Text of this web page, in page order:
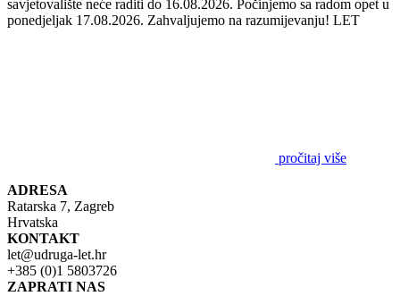
savjetovalište neće raditi do 16.08.2026. Počinjemo sa radom opet u
ponedjeljak 17.08.2026. Zahvaljujemo na razumijevanju! LET
pročitaj više
ADRESA
Ratarska 7, Zagreb
Hrvatska
KONTAKT
let@udruga-let.hr
+385 (0)1 5803726
ZAPRATI NAS